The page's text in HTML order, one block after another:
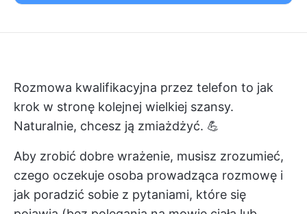
Rozmowa kwalifikacyjna przez telefon to jak
krok w stronę kolejnej wielkiej szansy.
Naturalnie, chcesz ją zmiażdżyć. 💪
Aby zrobić dobre wrażenie, musisz zrozumieć,
czego oczekuje osoba prowadząca rozmowę i
jak poradzić sobie z pytaniami, które się